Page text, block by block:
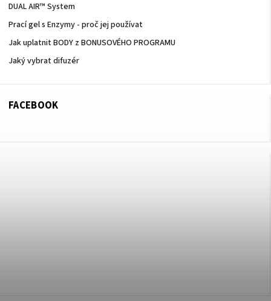
DUAL AIR™ System
Prací gel s Enzymy - proč jej používat
Jak uplatnit BODY z BONUSOVÉHO PROGRAMU
Jaký vybrat difuzér
FACEBOOK